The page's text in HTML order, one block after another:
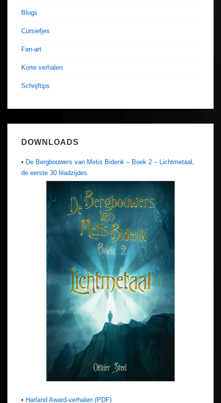
Blogs
Cursiefjes
Fan-art
Korte verhalen
Schrijftips
DOWNLOADS
• De Bergbouwers van Metis Bidenk – Boek 2 – Lichtmetaal,
de eerste 30 bladzijdes
• Harland Award-verhalen (PDF)